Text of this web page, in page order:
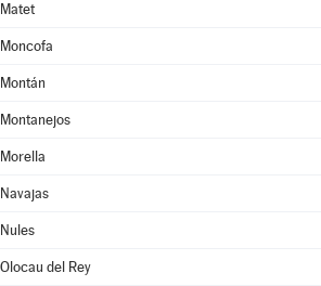
Matet
Moncofa
Montán
Montanejos
Morella
Navajas
Nules
Olocau del Rey